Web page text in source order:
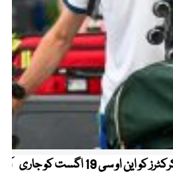
کیریبین پریمیئر لیگ ، قومی کرکٹرز کو این او سی 19 اگست کو جاری